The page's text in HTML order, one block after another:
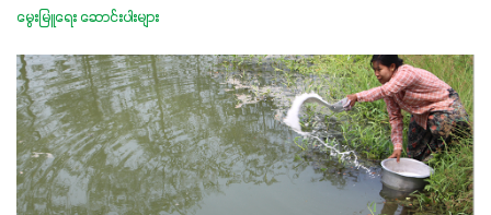
မွေးမြူရေး ဆောင်းပါးများ